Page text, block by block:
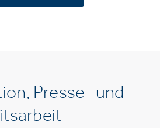
Presse- und